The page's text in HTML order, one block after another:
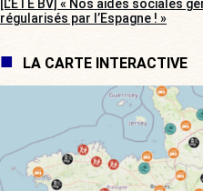
[L’ÉTÉ BV] « Nos aides sociales
régularisés par l’Espagne ! »
LA CARTE INTERACTIVE